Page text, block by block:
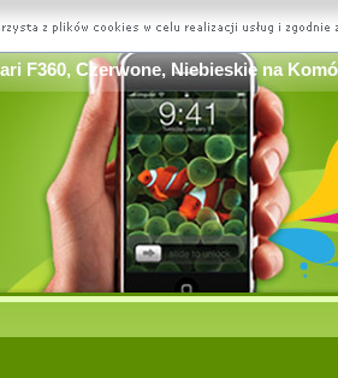
F360, Czerwone, Niebieskie na